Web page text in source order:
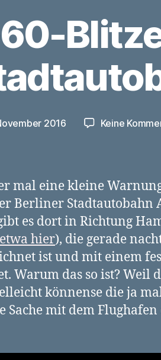
2016 Keine
mal eine kleine
Berliner Stadtautobahn
es dort in Richtung
hier), die gerade
ist und mit einem
Warum das so ist? Weil
könnense die ja
Sache mit dem